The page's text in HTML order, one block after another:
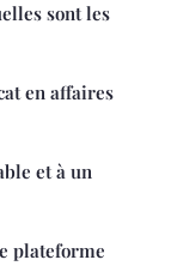
sont les
en affaires
et à un
plateforme